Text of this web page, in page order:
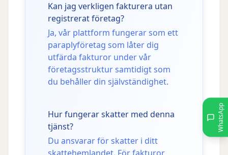
Kan jag verkligen fakturera utan
registrerat företag?
Ja, vår plattform fungerar som ett
paraplyföretag som låter dig
utfärda fakturor under vår
företagsstruktur samtidigt som
du behåller din självständighet.
Hur fungerar skatter med denna
tjänst?
Du ansvarar för skatter i ditt
WhatsApp